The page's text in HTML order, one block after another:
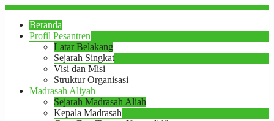
Beranda
Profil Pesantren
Latar Belakang
Sejarah Singkat
Visi dan Misi
Struktur Organisasi
Madrasah Aliyah
Sejarah Madrasah Aliah
Kepala Madrasah